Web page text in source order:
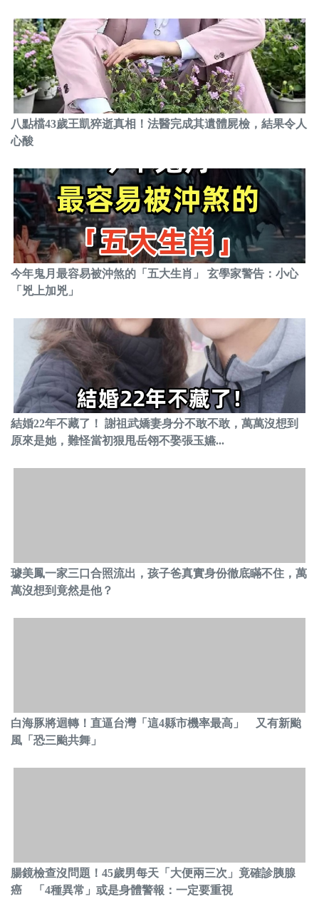
八點檔43歲王凱猝逝真相！法醫完成其遺體屍檢，結果令人
心酸
今年鬼月最容易被沖煞的「五大生肖」 玄學家警告：小心
「兇上加兇」
結婚22年不藏了！ 謝祖武嬌妻身分不敢不敢，萬萬沒想到
原來是她，難怪當初狠甩岳翎不娶張玉嬿...
璩美鳳一家三口合照流出，孩子爸真實身份徹底瞞不住，萬
萬沒想到竟然是他？
白海豚將迴轉！直逼台灣「這4縣市機率最高」 又有新颱
風「恐三颱共舞」
腸鏡檢查沒問題！45歲男每天「大便兩三次」竟確診胰腺
癌 「4種異常」或是身體警報：一定要重視